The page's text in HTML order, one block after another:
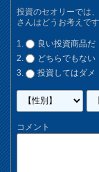
投資のセオリーでは
さんはどうお考えで
良い投資商品だ
どちらでもない
投資してはダメ
コメント